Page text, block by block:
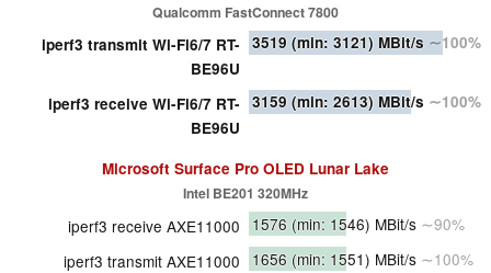
Qualcomm FastConnect 7800
iperf3 transmit Wi-Fi6/7 RT-
BE96U
3519 (min: 3121) MBit/s ∼100%
iperf3 receive Wi-Fi6/7 RT-
BE96U
3159 (min: 2613) MBit/s ∼100%
Microsoft Surface Pro OLED Lunar Lake
Intel BE201 320MHz
iperf3 receive AXE11000 1576 (min: 1546) MBit/s ∼90%
iperf3 transmit AXE11000
1656 (min: 1551) MBit/s ∼100%